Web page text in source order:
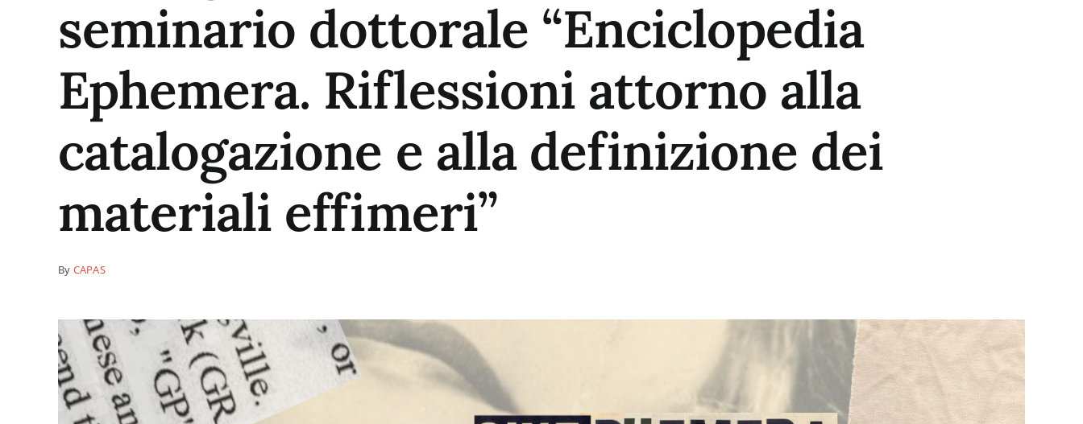
seminario dottorale “Enciclopedia
Ephemera. Riflessioni attorno alla
catalogazione e alla definizione dei
materiali effimeri”
By CAPAS